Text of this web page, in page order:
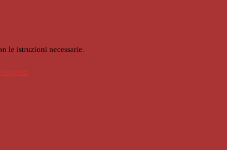
le istruzioni necessarie.